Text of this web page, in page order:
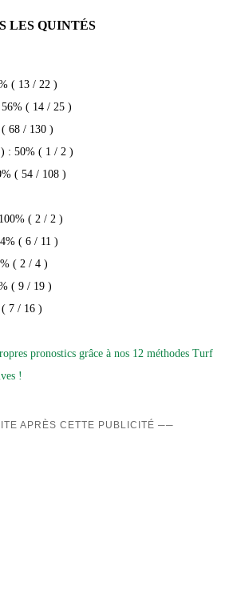
LES QUINTÉS
( 13 / 22 )
( 14 / 25 )
68 / 130 )
: 50% ( 1 / 2 )
( 54 / 108 )
( 2 / 2 )
( 6 / 11 )
( 2 / 4 )
( 9 / 19 )
7 / 16 )
pronostics grâce à nos 12 méthodes Turf
!
APRÈS CETTE PUBLICITÉ ──